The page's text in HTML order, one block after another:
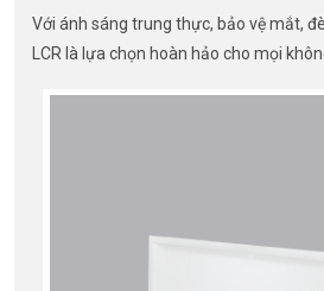
Với ánh sáng trung thực, bảo vệ mắt,
LCR là lựa chọn hoàn hảo cho mọi